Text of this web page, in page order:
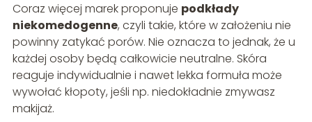
Coraz więcej marek proponuje podkłady
niekomedogenne, czyli takie, które w założeniu nie
powinny zatykać porów. Nie oznacza to jednak, że u
każdej osoby będą całkowicie neutralne. Skóra
reaguje indywidualnie i nawet lekka formuła może
wywołać kłopoty, jeśli np. niedokładnie zmywasz
makijaż.